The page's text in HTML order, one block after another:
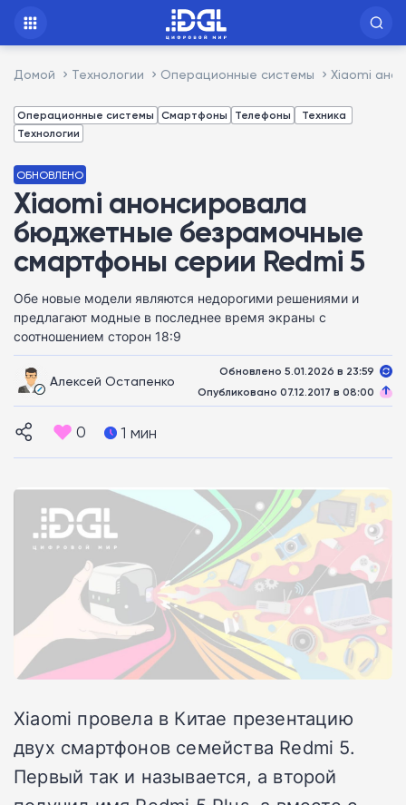
Домой Технологии Операционные системы Xiaomi
Операционные системы Смартфоны Телефоны
Техника
Технологии
ОБНОВЛЕНО
Xiaomi анонсировала
бюджетные безрамочные
смартфоны серии Redmi 5
Обе новые модели являются недорогими решениями и
предлагают модные в последнее время экраны с
соотношением сторон 18:9
Алексей Остапенко
Обновлено 5.01.2026 в 23:59
Опубликовано 07.12.2017 в 08:00
0 1 мин
Xiaomi провела в Китае презентацию
двух смартфонов семейства Redmi 5.
Первый так и называется, а второй